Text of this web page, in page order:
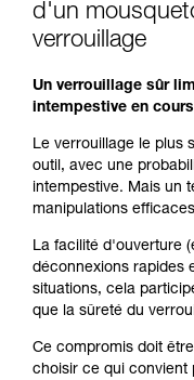
d'un
verrouillage
Un verrouillage sûr
intempestive en
Le verrouillage le plus
outil, avec une
intempestive. Mais un
manipulations
La facilité d'ouverture
déconnexions rapides
situations, cela
que la sûreté du
Ce compromis doit
choisir ce qui convient